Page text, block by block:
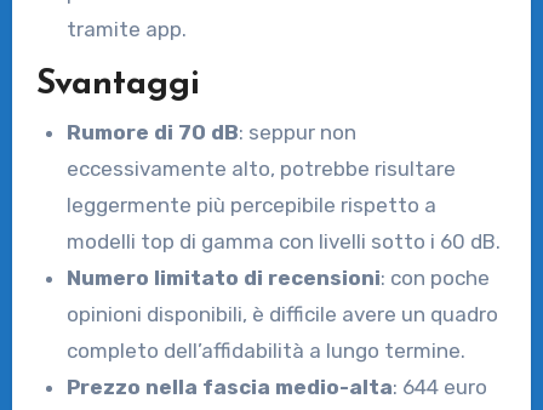
tramite app.
Svantaggi
Rumore di 70 dB: seppur non
eccessivamente alto, potrebbe risultare
leggermente più percepibile rispetto a
modelli top di gamma con livelli sotto i 60 dB.
Numero limitato di recensioni: con poche
opinioni disponibili, è difficile avere un quadro
completo dell’affidabilità a lungo termine.
Prezzo nella fascia medio-alta: 644 euro